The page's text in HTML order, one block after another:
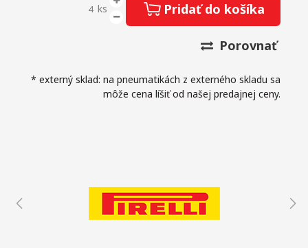
ks Pridať do košíka
Porovnať
* externý sklad: na pneumatikách z externého skladu sa
môže cena líšiť od našej predajnej ceny.